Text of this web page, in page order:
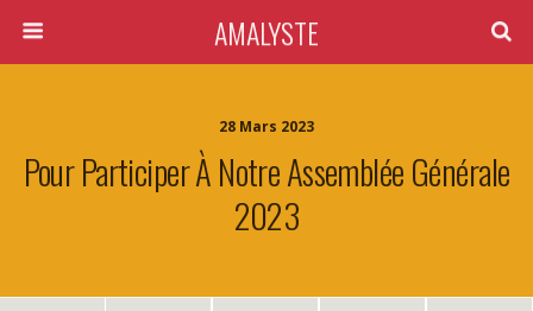
AMALYSTE
28 Mars 2023
Pour Participer À Notre Assemblée Générale
2023